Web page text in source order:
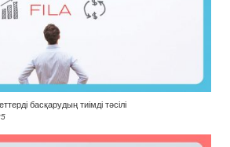
басқарудың тиімді тәсілі